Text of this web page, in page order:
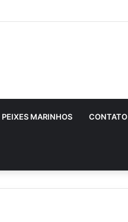
PEIXES MARINHOS CONTATO